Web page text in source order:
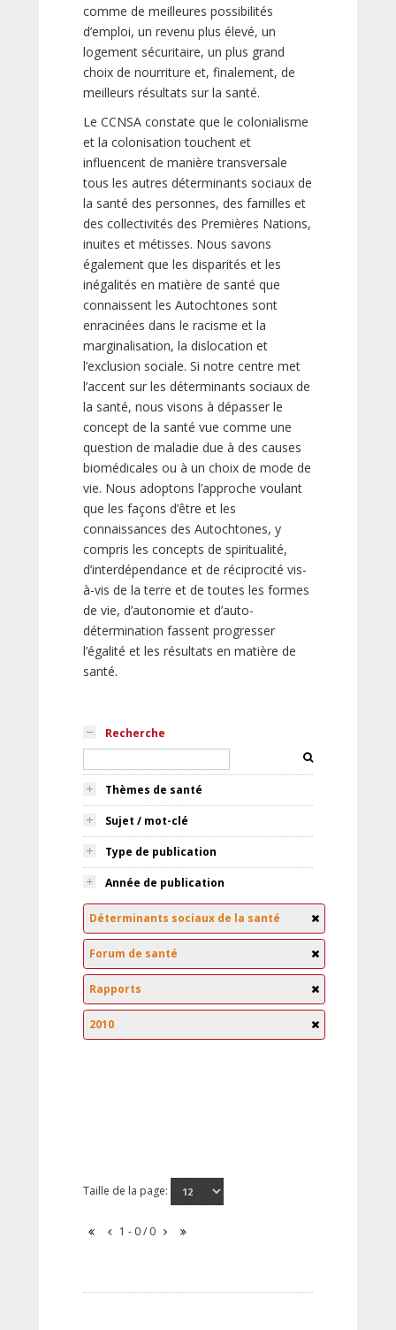
comme de meilleures possibilités
d’emploi, un revenu plus élevé, un
logement sécuritaire, un plus grand
choix de nourriture et, finalement, de
meilleurs résultats sur la santé.
Le CCNSA constate que le colonialisme
et la colonisation touchent et
influencent de manière transversale
tous les autres déterminants sociaux de
la santé des personnes, des familles et
des collectivités des Premières Nations,
inuites et métisses. Nous savons
également que les disparités et les
inégalités en matière de santé que
connaissent les Autochtones sont
enracinées dans le racisme et la
marginalisation, la dislocation et
l’exclusion sociale. Si notre centre met
l’accent sur les déterminants sociaux de
la santé, nous visons à dépasser le
concept de la santé vue comme une
question de maladie due à des causes
biomédicales ou à un choix de mode de
vie. Nous adoptons l’approche voulant
que les façons d’être et les
connaissances des Autochtones, y
compris les concepts de spiritualité,
d’interdépendance et de réciprocité vis-
à-vis de la terre et de toutes les formes
de vie, d’autonomie et d’auto-
détermination fassent progresser
l’égalité et les résultats en matière de
santé.
Recherche
Thèmes de santé
Sujet / mot-clé
Type de publication
Année de publication
Déterminants sociaux de la santé
Forum de santé
Rapports
2010
Taille de la page:
1 - 0 / 0